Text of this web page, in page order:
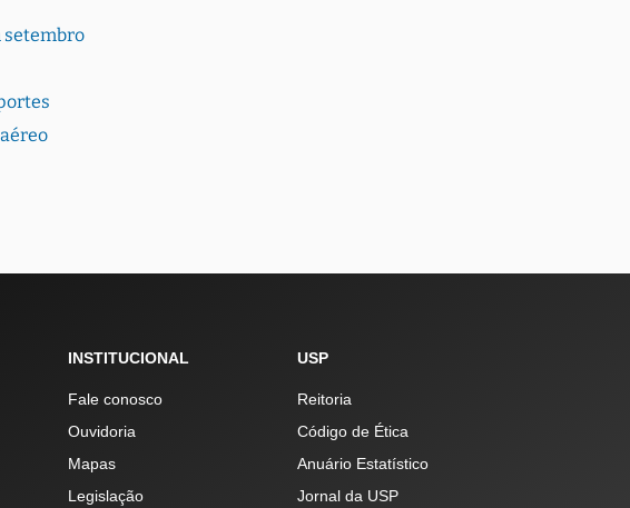
setembro
INSTITUCIONAL
Fale conosco
Ouvidoria
Mapas
Legislação
USP
Reitoria
Código de Ética
Anuário Estatístico
Jornal da USP